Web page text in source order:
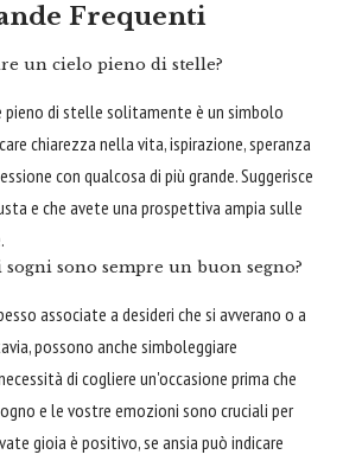
Frequenti
un cielo pieno di stelle?
pieno di stelle solitamente è un simbolo
chiarezza nella vita, ispirazione, speranza
con qualcosa di più grande. Suggerisce
e che avete una prospettiva ampia sulle
sono sempre un buon segno?
associate a desideri che si avverano o a
possono anche simboleggiare
di cogliere un'occasione prima che
e le vostre emozioni sono cruciali per
gioia è positivo, se ansia può indicare